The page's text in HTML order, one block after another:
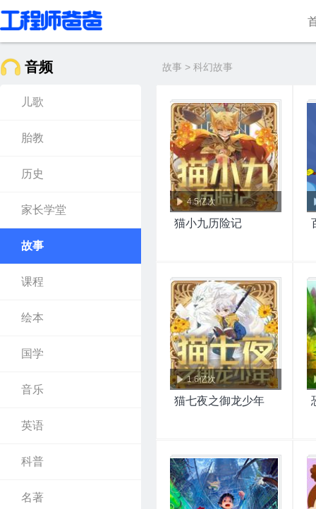
音频 故事 > 科幻故事
儿歌
胎教
历史
家长学堂
故事
课程
绘本
国学
音乐
英语
科普
名著
4.5亿次
猫小九历险记
1.6亿次
猫七夜之御龙少年